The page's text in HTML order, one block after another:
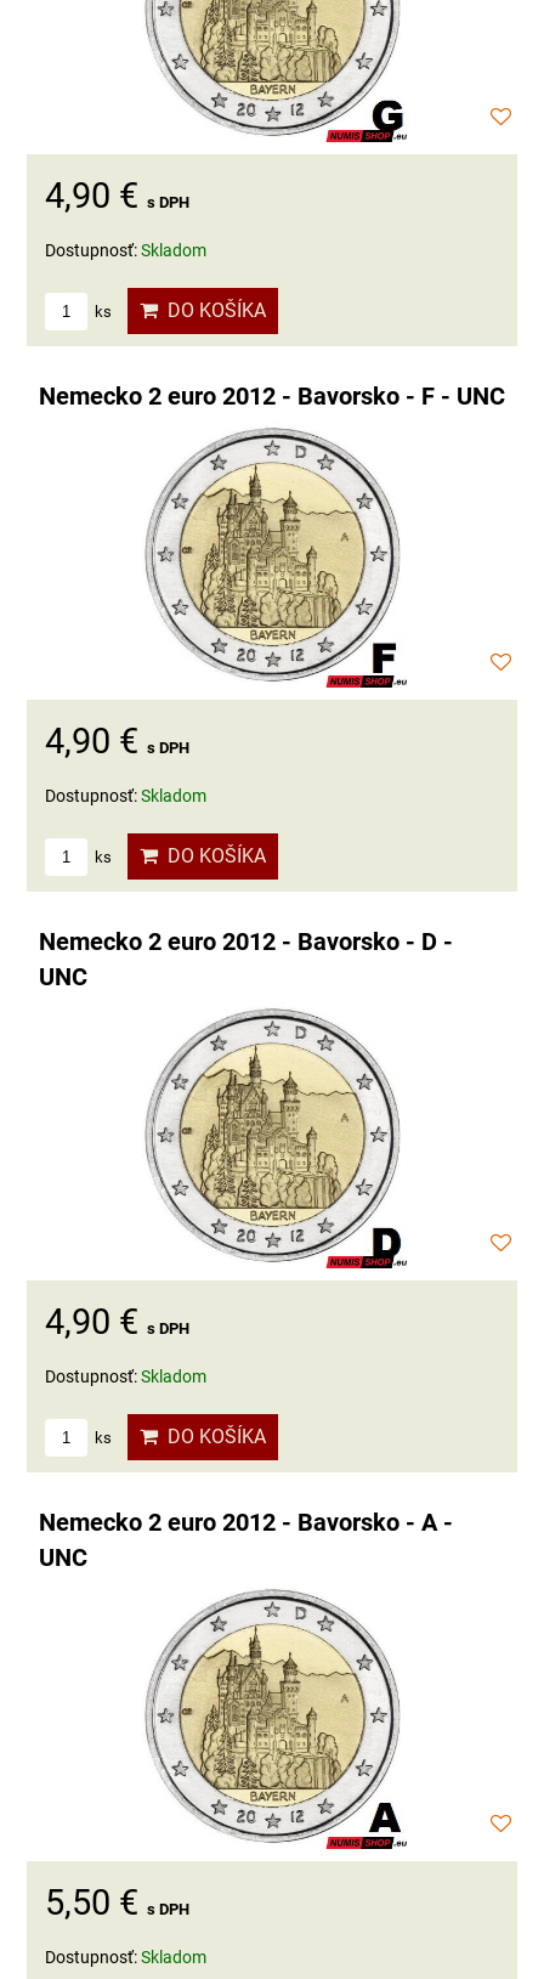
4,90 € s DPH
Dostupnosť:Skladom
ks DO KOŠÍKA
Nemecko 2 euro 2012 - Bavorsko - F - UNC
4,90 € s DPH
Dostupnosť:Skladom
ks DO KOŠÍKA
Nemecko 2 euro 2012 - Bavorsko - D -
UNC
4,90 € s DPH
Dostupnosť:Skladom
ks DO KOŠÍKA
Nemecko 2 euro 2012 - Bavorsko - A -
UNC
5,50 € s DPH
Dostupnosť:Skladom